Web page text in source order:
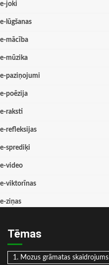
e-joki
e-lūgšanas
e-mācība
e-mūzika
e-paziņojumi
e-poēzija
e-raksti
e-refleksijas
e-sprediķi
e-video
e-viktorīnas
e-ziņas
Tēmas
1. Mozus grāmatas skaidrojums